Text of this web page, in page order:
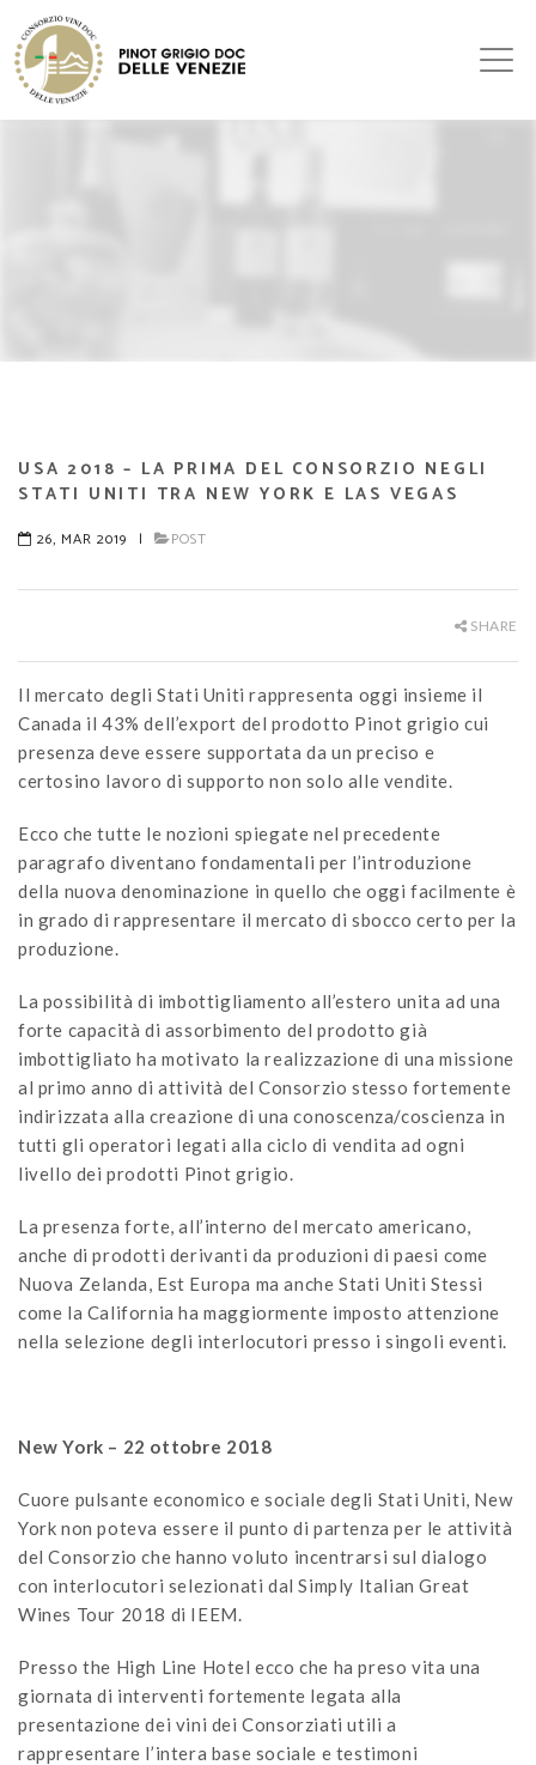
USA 2018 – LA PRIMA DEL CONSORZIO NEGLI
STATI UNITI TRA NEW YORK E LAS VEGAS
26, MAR 2019 | POST
SHARE
Il mercato degli Stati Uniti rappresenta oggi insieme il
Canada il 43% dell’export del prodotto Pinot grigio cui
presenza deve essere supportata da un preciso e
certosino lavoro di supporto non solo alle vendite.
Ecco che tutte le nozioni spiegate nel precedente
paragrafo diventano fondamentali per l’introduzione
della nuova denominazione in quello che oggi facilmente è
in grado di rappresentare il mercato di sbocco certo per la
produzione.
La possibilità di imbottigliamento all’estero unita ad una
forte capacità di assorbimento del prodotto già
imbottigliato ha motivato la realizzazione di una missione
al primo anno di attività del Consorzio stesso fortemente
indirizzata alla creazione di una conoscenza/coscienza in
tutti gli operatori legati alla ciclo di vendita ad ogni
livello dei prodotti Pinot grigio.
La presenza forte, all’interno del mercato americano,
anche di prodotti derivanti da produzioni di paesi come
Nuova Zelanda, Est Europa ma anche Stati Uniti Stessi
come la California ha maggiormente imposto attenzione
nella selezione degli interlocutori presso i singoli eventi.
New York – 22 ottobre 2018
Cuore pulsante economico e sociale degli Stati Uniti, New
York non poteva essere il punto di partenza per le attività
del Consorzio che hanno voluto incentrarsi sul dialogo
con interlocutori selezionati dal Simply Italian Great
Wines Tour 2018 di IEEM.
Presso the High Line Hotel ecco che ha preso vita una
giornata di interventi fortemente legata alla
presentazione dei vini dei Consorziati utili a
rappresentare l’intera base sociale e testimoni